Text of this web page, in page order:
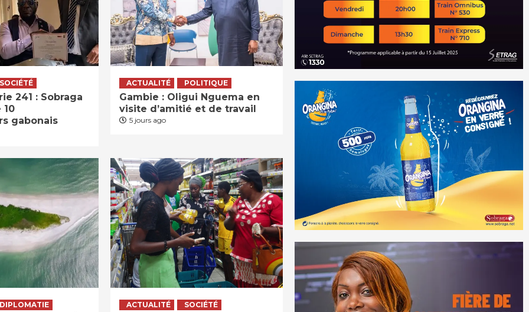
SOCIÉTÉ
241 : Sobraga
10
gabonais
ACTUALITÉ POLITIQUE
Gambie : Oligui Nguema en
visite d’amitié et de travail
5 jours ago
DIPLOMATIE ACTUALITÉ SOCIÉTÉ